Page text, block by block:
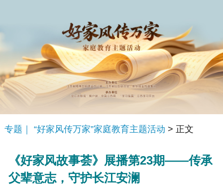
专题｜ “好家风传万家”家庭教育主题活动 > 正文
《好家风故事荟》展播第23期——传承
父辈意志，守护长江安澜